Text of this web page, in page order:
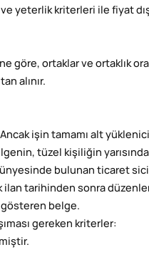
yeterlik kriterleri ile fiyat
göre, ortaklar ve ortaklık
alınır.
işin tamamı alt
tüzel kişiliğin
bulunan ticaret
ilan tarihinden sonra
gösteren belge.
gereken kriterler: